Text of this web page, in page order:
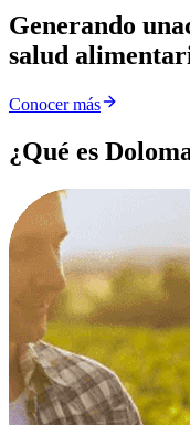
Generando una
salud
Conocer más
¿Qué es